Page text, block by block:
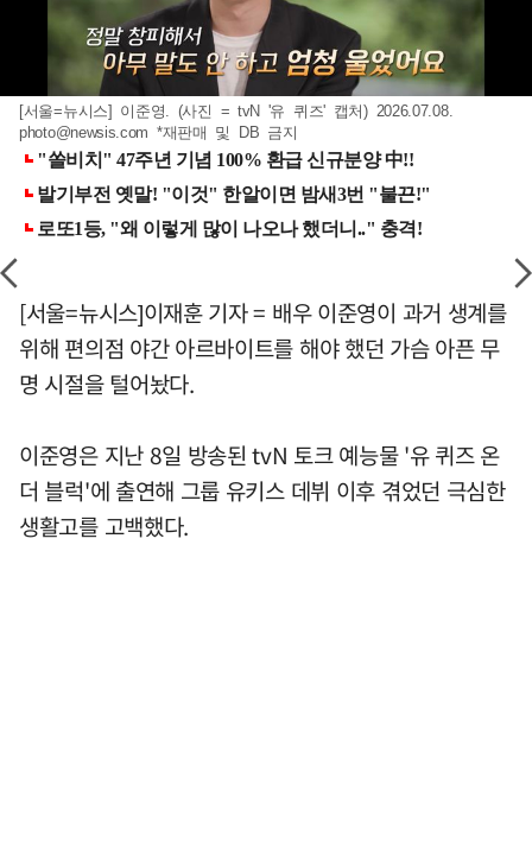
[서울=뉴시스] 이준영. (사진 = tvN '유 퀴즈' 캡처) 2026.07.08.
photo@newsis.com *재판매 및 DB 금지
[서울=뉴시스]이재훈 기자 = 배우 이준영이 과거 생계를
위해 편의점 야간 아르바이트를 해야 했던 가슴 아픈 무
명 시절을 털어놨다.
이준영은 지난 8일 방송된 tvN 토크 예능물 '유 퀴즈 온
더 블럭'에 출연해 그룹 유키스 데뷔 이후 겪었던 극심한
생활고를 고백했다.